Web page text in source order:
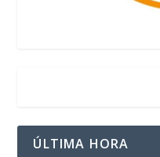
ÚLTIMA HORA